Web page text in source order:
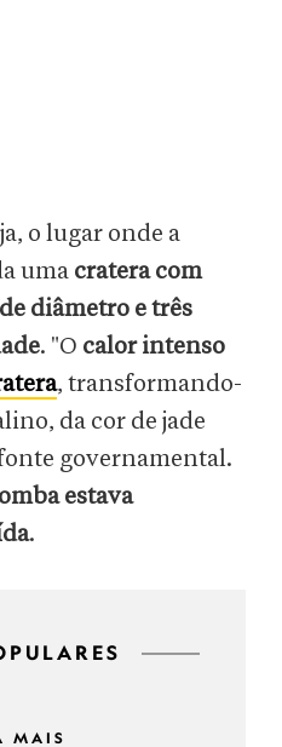
o lugar onde a
uma cratera com
diâmetro e três
. "O calor intenso
, transformando-
da cor de jade
governamental.
estava
.
MAIS